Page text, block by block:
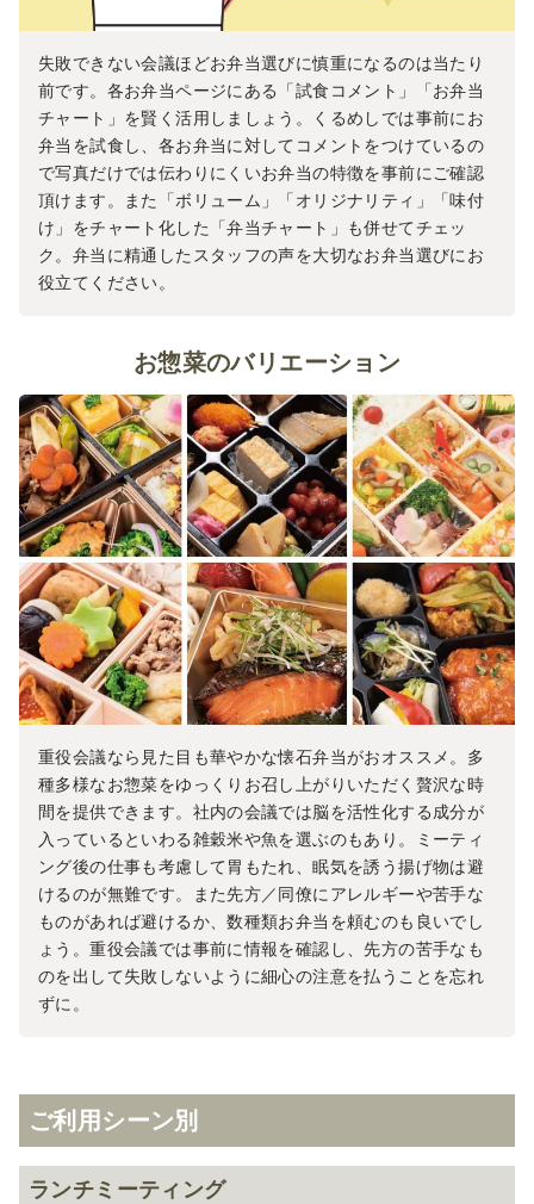
失敗できない会議ほどお弁当選びに慎重になるのは当たり
前です。各お弁当ページにある「試食コメント」「お弁当
チャート」を賢く活用しましょう。くるめしでは事前にお
弁当を試食し、各お弁当に対してコメントをつけているの
で写真だけでは伝わりにくいお弁当の特徴を事前にご確認
頂けます。また「ボリューム」「オリジナリティ」「味付
け」をチャート化した「弁当チャート」も併せてチェッ
ク。弁当に精通したスタッフの声を大切なお弁当選びにお
役立てください。
お惣菜のバリエーション
重役会議なら見た目も華やかな懐石弁当がおオススメ。多
種多様なお惣菜をゆっくりお召し上がりいただく贅沢な時
間を提供できます。社内の会議では脳を活性化する成分が
入っているといわる雑穀米や魚を選ぶのもあり。ミーティ
ング後の仕事も考慮して胃もたれ、眠気を誘う揚げ物は避
けるのが無難です。また先方／同僚にアレルギーや苦手な
ものがあれば避けるか、数種類お弁当を頼むのも良いでし
ょう。重役会議では事前に情報を確認し、先方の苦手なも
のを出して失敗しないように細心の注意を払うことを忘れ
ずに。
ご利用シーン別
ランチミーティング